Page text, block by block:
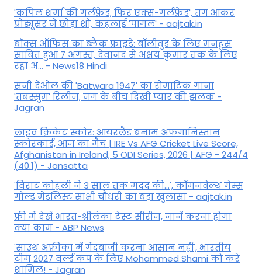
'कपिल शर्मा की गर्लफ्रेंड, फिर एक्स-गर्लफ्रेंड', तंग आकर
प्रोड्यूसर ने छोड़ा शो, कहलाई 'पागल' - aajtak.in
बॉक्स ऑफिस का ब्लैक फ्राइडे: बॉलीवुड के लिए मनहूस
साबित हुआ 7 अगस्त, देवानंद से अक्षय कुमार तक के लिए
रहा अ... - News18 Hindi
सनी देओल की 'Batwara 1947' का रोमांटिक गाना
'तबस्सुम' रिलीज, जंग के बीच दिखी प्यार की झलक -
Jagran
लाइव क्रिकेट स्कोर: आयरलैंड बनाम अफगानिस्तान
स्कोरकार्ड, आज का मैच | IRE Vs AFG Cricket Live Score,
Afghanistan in Ireland, 5 ODI Series, 2026 | AFG - 244/4
(40.1) - Jansatta
'विराट कोहली ने 3 साल तक मदद की...', कॉमनवेल्थ गेम्स
गोल्ड मेडलिस्ट साक्षी चौधरी का बड़ा खुलासा - aajtak.in
फ्री में देखें भारत-श्रीलंका टेस्ट सीरीज, जानें करना होगा
क्या काम - ABP News
'साउथ अफ्रीका में गेंदबाजी करना आसान नहीं', भारतीय
टीम 2027 वर्ल्‍ड कप के लिए Mohammed Shami को करे
शामिल! - Jagran